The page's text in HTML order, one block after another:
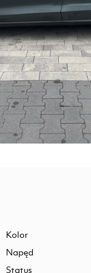
Kolor
Napęd
Status